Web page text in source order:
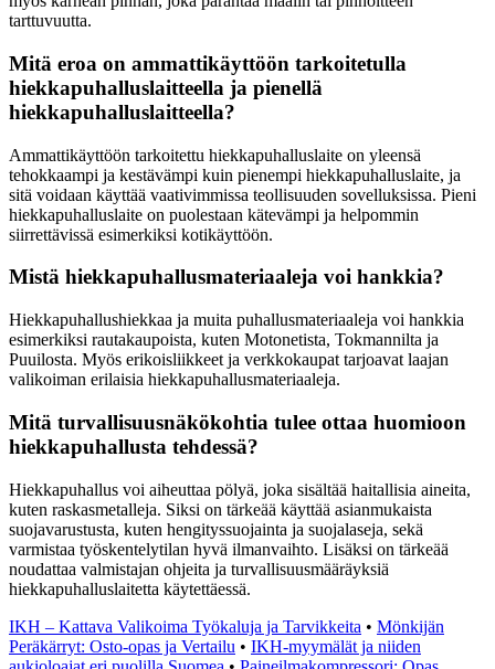
tarttuvuutta.
Mitä eroa on ammattikäyttöön tarkoitetulla
hiekkapuhalluslaitteella ja pienellä
hiekkapuhalluslaitteella?
Ammattikäyttöön tarkoitettu hiekkapuhalluslaite on yleensä
tehokkaampi ja kestävämpi kuin pienempi hiekkapuhalluslaite, ja
sitä voidaan käyttää vaativimmissa teollisuuden sovelluksissa. Pieni
hiekkapuhalluslaite on puolestaan kätevämpi ja helpommin
siirrettävissä esimerkiksi kotikäyttöön.
Mistä hiekkapuhallusmateriaaleja voi hankkia?
Hiekkapuhallushiekkaa ja muita puhallusmateriaaleja voi hankkia
esimerkiksi rautakaupoista, kuten Motonetista, Tokmannilta ja
Puuilosta. Myös erikoisliikkeet ja verkkokaupat tarjoavat laajan
valikoiman erilaisia hiekkapuhallusmateriaaleja.
Mitä turvallisuusnäkökohtia tulee ottaa huomioon
hiekkapuhallusta tehdessä?
Hiekkapuhallus voi aiheuttaa pölyä, joka sisältää haitallisia aineita,
kuten raskasmetalleja. Siksi on tärkeää käyttää asianmukaista
suojavarustusta, kuten hengityssuojainta ja suojalaseja, sekä
varmistaa työskentelytilan hyvä ilmanvaihto. Lisäksi on tärkeää
noudattaa valmistajan ohjeita ja turvallisuusmääräyksiä
hiekkapuhalluslaitetta käytettäessä.
IKH – Kattava Valikoima Työkaluja ja Tarvikkeita • Mönkijän
Peräkärryt: Osto-opas ja Vertailu • IKH-myymälät ja niiden